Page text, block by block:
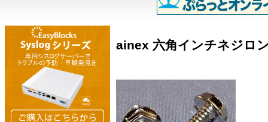
ainex 六角インチネジロ